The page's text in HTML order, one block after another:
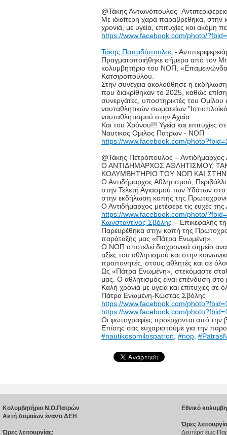
@Τάκης Αντωνόπουλος-
Με ιδιαίτερη χαρά παραβρέθηκα,
χρονιά, με υγεία, επιτυχίες και ακόμη
https://www.facebook.com/photo/
Τάκης Παπαδόπουλος -
Πραγματοποιήθηκε σήμερα από τον
κολυμβητήριο του ΝΟΠ,
Κατσιροπούλου.
Στην συνέχεια ακολούθησε η
που διακρίθηκαν το 2025, καθώς
συνεργάτες, υποστηρικτές του
ναυταθλητικών σωματείων
ναυταθλητισμού στην Αχαΐα.
Και του Χρόνου!!! Υγεία και
Ναυτικος Ομιλος Πατρων - ΝΟΠ
https://www.facebook.com/
@Τάκης Πετρόπουλος – Αντιδήμαρχος
Ο ΑΝΤΙΔΗΜΑΡΧΟΣ ΑΘΛΗΤΙΣΜΟΥ,
ΚΟΛΥΜΒΗΤΗΡΙΟ ΤΟΥ ΝΟΠ ΚΑΙ
Ο Αντιδήμαρχος Αθλητισμού,
στην Τελετή Αγιασμού των Υδάτων
στην εκδήλωση κοπής της
Ο Αντιδήμαρχος μετέφερε τις ευχές
https://www.facebook.com/photo/
Κωνσταντίνος Σβόλης – Επικεφαλής
Παρευρέθηκα στην κοπή της
παράταξής μας «Πάτρα Ενωμένη».
Ο ΝΟΠ αποτελεί διαχρονικά σημείο
αξίες του αθλητισμού και στην
προπονητές, στους αθλητές και σε
Ως «Πάτρα Ενωμένη», στεκόμαστε
μας. Ο αθλητισμός είναι επένδυση στο
Καλή χρονιά με υγεία και επιτυχίες σε
Πάτρα Ενωμένη-Κώστας Σβόλης
https://www.facebook.com/
https://www.facebook.com/
Οι φωτογραφίες προέρχονται από
Επίσης σας ευχαριστούμε για την
#nautikosomilospatron, #nop,
Κολυμβητήριο Ν.Ο.Πατρών
Ακτή Δυμαίων έναντι ΔΕΗ
Ώρες λειτουργίας:
Εθνικό
Ώρες
Δευτέρα έως